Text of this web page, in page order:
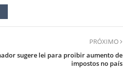
PRÓXIMO
sugere lei para proibir aumento de
impostos no país